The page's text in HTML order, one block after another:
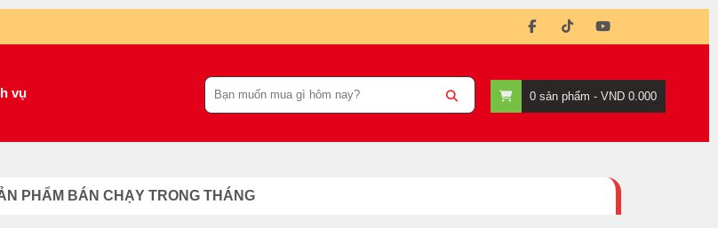
vụ 0sản phẩm - VND 0.000
PHẨM BÁN CHẠY TRONG THÁNG